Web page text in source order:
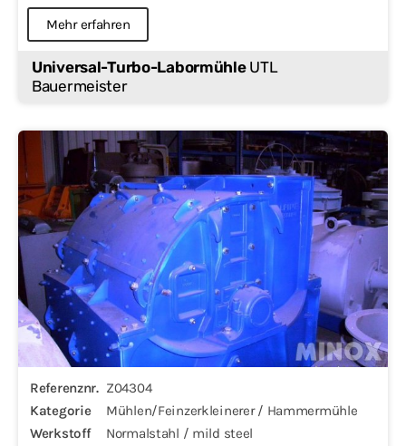
Mehr erfahren
Universal-Turbo-LabormühleUTL
Bauermeister
Referenznr. Z04304
Kategorie
Mühlen/Feinzerkleinerer / Hammermühle
Werkstoff
Normalstahl / mild steel